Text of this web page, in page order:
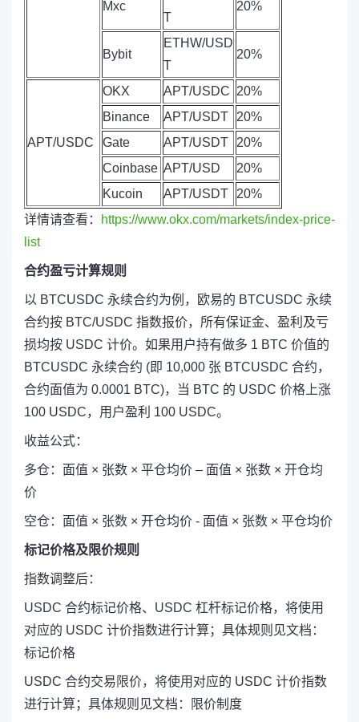
Mxc
T
20%
Bybit
ETHW/USD
T
20%
APT/USDC
OKX APT/USDC 20%
Binance
APT/USDT
20%
Gate
APT/USDT
20%
Coinbase APT/USD
20%
Kucoin
APT/USDT
20%
详情请查看：
https://www.okx.com/markets/index-price-
list
合约盈亏计算规则
以 BTCUSDC 永续合约为例，欧易的 BTCUSDC 永续
合约按 BTC/USDC 指数报价，所有保证金、盈利及亏
损均按 USDC 计价。如果用户持有做多 1 BTC 价值的
BTCUSDC 永续合约 (即 10,000 张 BTCUSDC 合约，
合约面值为 0.0001 BTC)，当 BTC 的 USDC 价格上涨
100 USDC，用户盈利 100 USDC。
收益公式：
多仓：面值 × 张数 × 平仓均价 – 面值 × 张数 × 开仓均
价
空仓：面值 × 张数 × 开仓均价 - 面值 × 张数 × 平仓均价
标记价格及限价规则
指数调整后：
USDC 合约标记价格、USDC 杠杆标记价格，将使用
对应的 USDC 计价指数进行计算；具体规则见文档：
标记价格
USDC 合约交易限价，将使用对应的 USDC 计价指数
进行计算；具体规则见文档：限价制度